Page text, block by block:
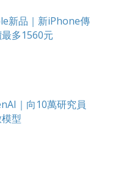
新品｜新iPhone傳
多1560元
｜向10萬研究員
型